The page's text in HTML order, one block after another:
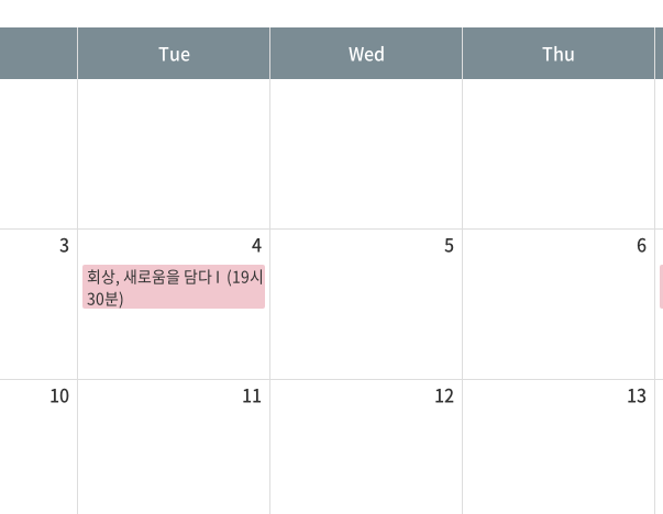
Tue Wed Thu
3 4
회상, 새로움을 담다 I (19시
30분)
5 6
10 11 12 13